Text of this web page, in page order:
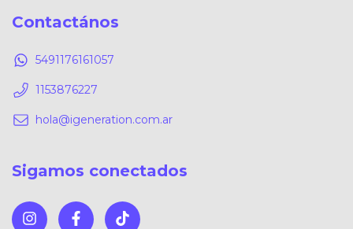
Contactános
5491176161057
1153876227
hola@igeneration.com.ar
Sigamos conectados